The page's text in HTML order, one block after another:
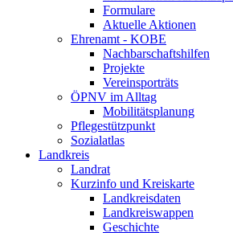
Formulare
Aktuelle Aktionen
Ehrenamt - KOBE
Nachbarschaftshilfen
Projekte
Vereinsporträts
ÖPNV im Alltag
Mobilitätsplanung
Pflegestützpunkt
Sozialatlas
Landkreis
Landrat
Kurzinfo und Kreiskarte
Landkreisdaten
Landkreiswappen
Geschichte